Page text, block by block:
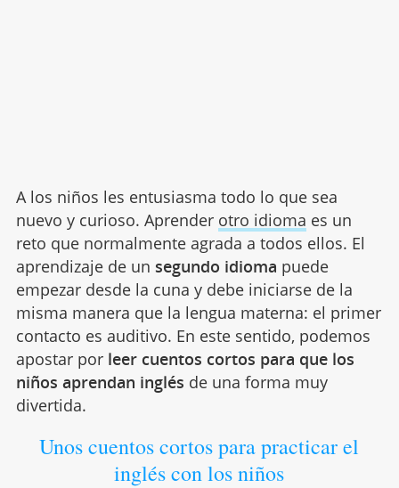
A los niños les entusiasma todo lo que sea
nuevo y curioso. Aprender otro idioma es un
reto que normalmente agrada a todos ellos. El
aprendizaje de un segundo idioma puede
empezar desde la cuna y debe iniciarse de la
misma manera que la lengua materna: el primer
contacto es auditivo. En este sentido, podemos
apostar por leer cuentos cortos para que los
niños aprendan inglés de una forma muy
divertida.
Unos cuentos cortos para practicar el
inglés con los niños